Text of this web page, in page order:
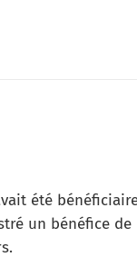
été
un bénéfice de